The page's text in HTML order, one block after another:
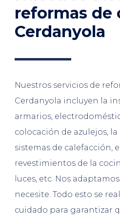
reformas de
Cerdanyola
Nuestros servicios de
Cerdanyola incluyen la
armarios,
colocación de azulejos,
sistemas de calefacción,
revestimientos de la
luces, etc. Nos
necesite. Todo esto se
cuidado para garantizar